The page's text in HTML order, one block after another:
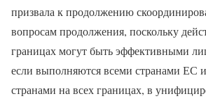
призвала к продолжению
вопросам продолжения, поскольку
границах могут быть эффективными
если выполняются всеми странами ЕС
странами на всех границах, в